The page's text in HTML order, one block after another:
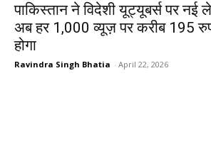
पाकिस्तान ने विदेशी यूट्यूबर्स पर नई
अब हर 1,000 व्यूज़ पर करीब 195
होगा
Ravindra Singh Bhatia - April 22, 2026